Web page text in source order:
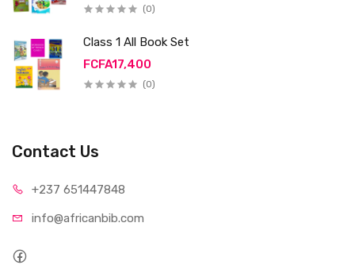
(0)
Class 1 All Book Set
FCFA17,400
(0)
Contact Us
+237 651447848
info@africanbib.com